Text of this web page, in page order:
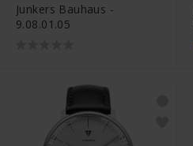
Junkers Bauhaus -
9.08.01.05